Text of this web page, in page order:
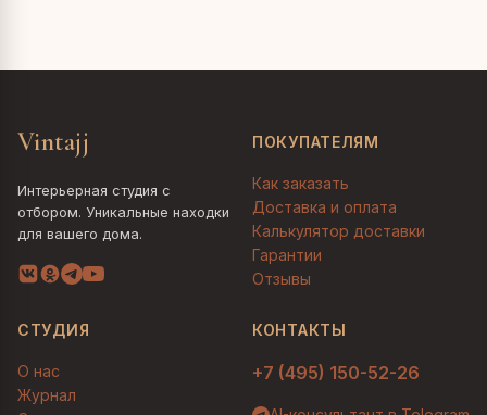
Vintajj
Интерьерная студия с
отбором. Уникальные находки
для вашего дома.
ПОКУПАТЕЛЯМ
Как заказать
Доставка и оплата
Калькулятор доставки
Гарантии
Отзывы
СТУДИЯ
О нас
Журнал
КОНТАКТЫ
+7 (495) 150-52-26